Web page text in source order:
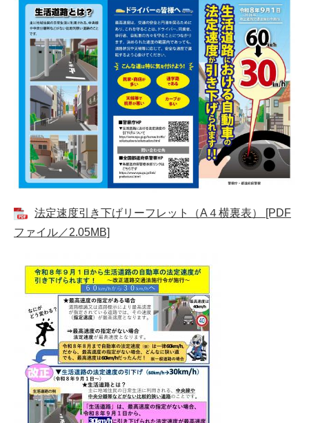
法定速度引き下げリーフレット（A４横裏表） [PDF
ファイル／2.05MB]